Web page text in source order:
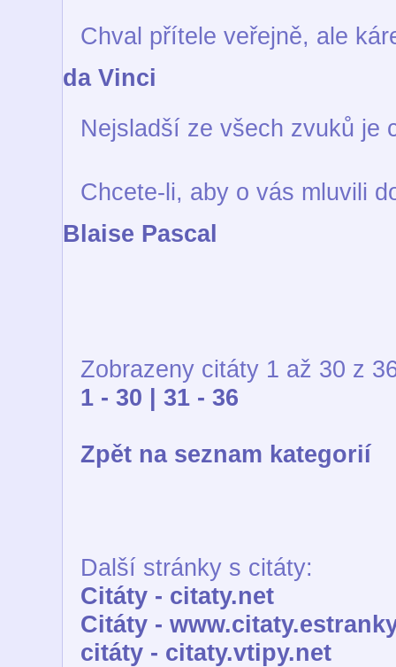
Chval přítele veřejně, ale
da Vinci
Nejsladší ze všech zvuků je
Chcete-li, aby o vás mluvili
Blaise Pascal
Zobrazeny citáty 1 až 30 z
1 - 30 | 31 - 36
Zpět na seznam kategorií
Další stránky s citáty:
Citáty - citaty.net
Citáty -
citáty - citaty.vtipy.net